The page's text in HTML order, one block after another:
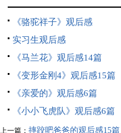
《骆驼祥子》观后感
实习生观后感
《马兰花》观后感14篇
《变形金刚4》观后感15篇
《亲爱的》观后感6篇
《小小飞虎队》观后感6篇
上一篇： 摔跤吧爸爸的观后感15篇